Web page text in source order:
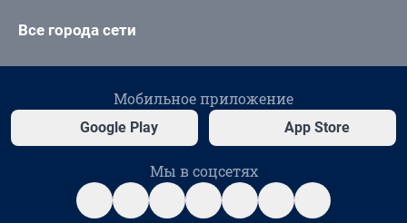
Все города сети
Мобильное приложение
Google Play App Store
Мы в соцсетях